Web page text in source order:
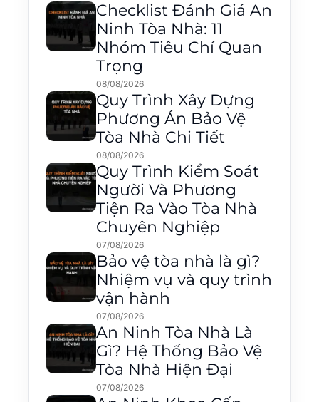
Checklist Đánh Giá An
Ninh Tòa Nhà: 11
Nhóm Tiêu Chí Quan
Trọng
08/08/2026
Quy Trình Xây Dựng
Phương Án Bảo Vệ
Tòa Nhà Chi Tiết
08/08/2026
Quy Trình Kiểm Soát
Người Và Phương
Tiện Ra Vào Tòa Nhà
Chuyên Nghiệp
07/08/2026
Bảo vệ tòa nhà là gì?
Nhiệm vụ và quy trình
vận hành
07/08/2026
An Ninh Tòa Nhà Là
Gì? Hệ Thống Bảo Vệ
Tòa Nhà Hiện Đại
07/08/2026